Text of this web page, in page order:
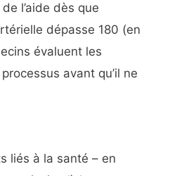
l’aide dès que
dépasse 180 (en
évaluent les
avant qu’il ne
liés à la santé – en